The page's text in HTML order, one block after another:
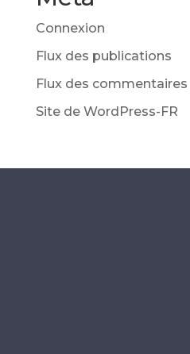
Connexion
Flux des publications
Flux des commentaires
Site de WordPress-FR